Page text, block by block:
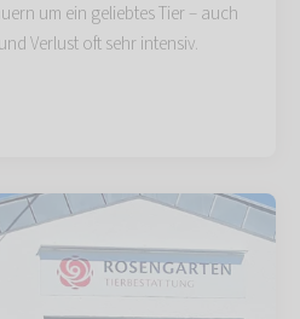
um ein geliebtes Tier – auch
Verlust oft sehr intensiv.